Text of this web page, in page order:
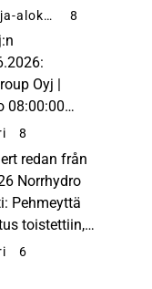
by Sijoittaja-alokas 8
Oyj |
08:00:00
on
8
redan från
Norrhydro
Pehmeyttä
toistettiin,
merkittävää
6